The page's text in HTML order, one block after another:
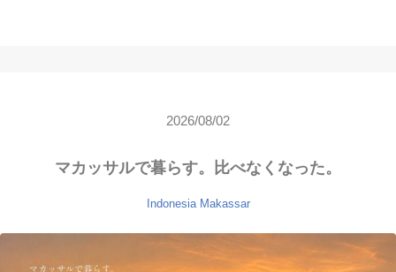
2026/08/02
マカッサルで暮らす。比べなくなった。
Indonesia Makassar